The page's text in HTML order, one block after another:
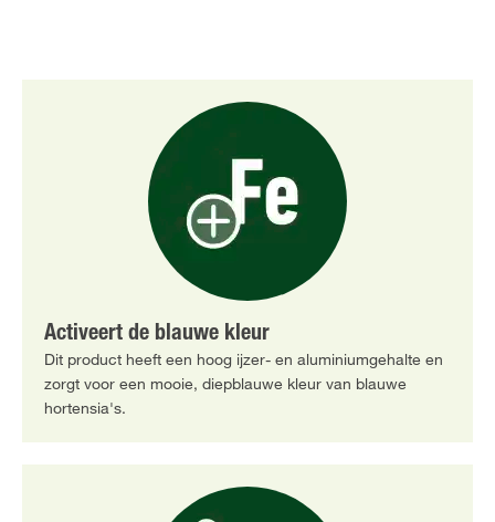
Activeert de blauwe kleur
Dit product heeft een hoog ijzer- en aluminiumgehalte en
zorgt voor een mooie, diepblauwe kleur van blauwe
hortensia's.